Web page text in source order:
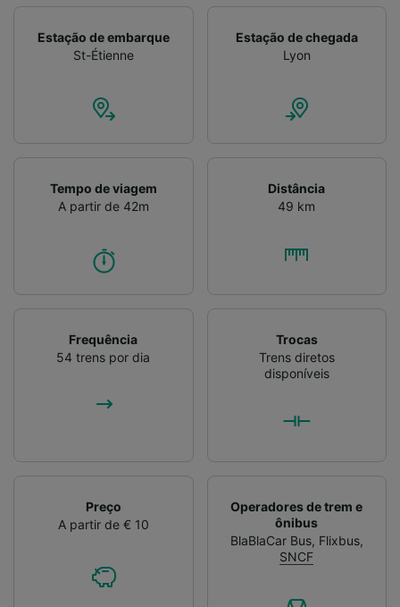
Estação de embarque
St-Étienne
Estação de chegada
Lyon
Tempo de viagem
A partir de 42m
Distância
49 km
Frequência
54 trens por dia
Trocas
Trens diretos
disponíveis
Preço
A partir de € 10
Operadores de trem e
ônibus
BlaBlaCar Bus, Flixbus,
SNCF
Verificar ativamente as características do
dispositivo para identificação. Armazenar e/ou
acessar informações em um dispositivo.
Publicidade e conteúdo personalizados,
de público e desenvolvimento de serviços..
Lista de parceiros (fornecedores)